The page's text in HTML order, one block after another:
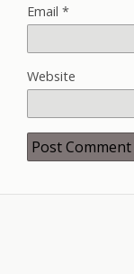
Email *
Website